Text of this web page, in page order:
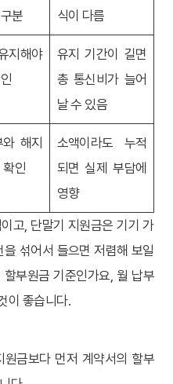
분
식이 다름
지해야
유지 기간이 길면
총 통신비가 늘어
날 수 있음
해지
확인
소액이라도 누적
되면 실제 부담에
영향
고, 단말기 지원금은 기기 가
섞어서 들으면 저렴해 보일
부원금 기준인가요, 월 납부
이 좋습니다.
금보다 먼저 계약서의 할부